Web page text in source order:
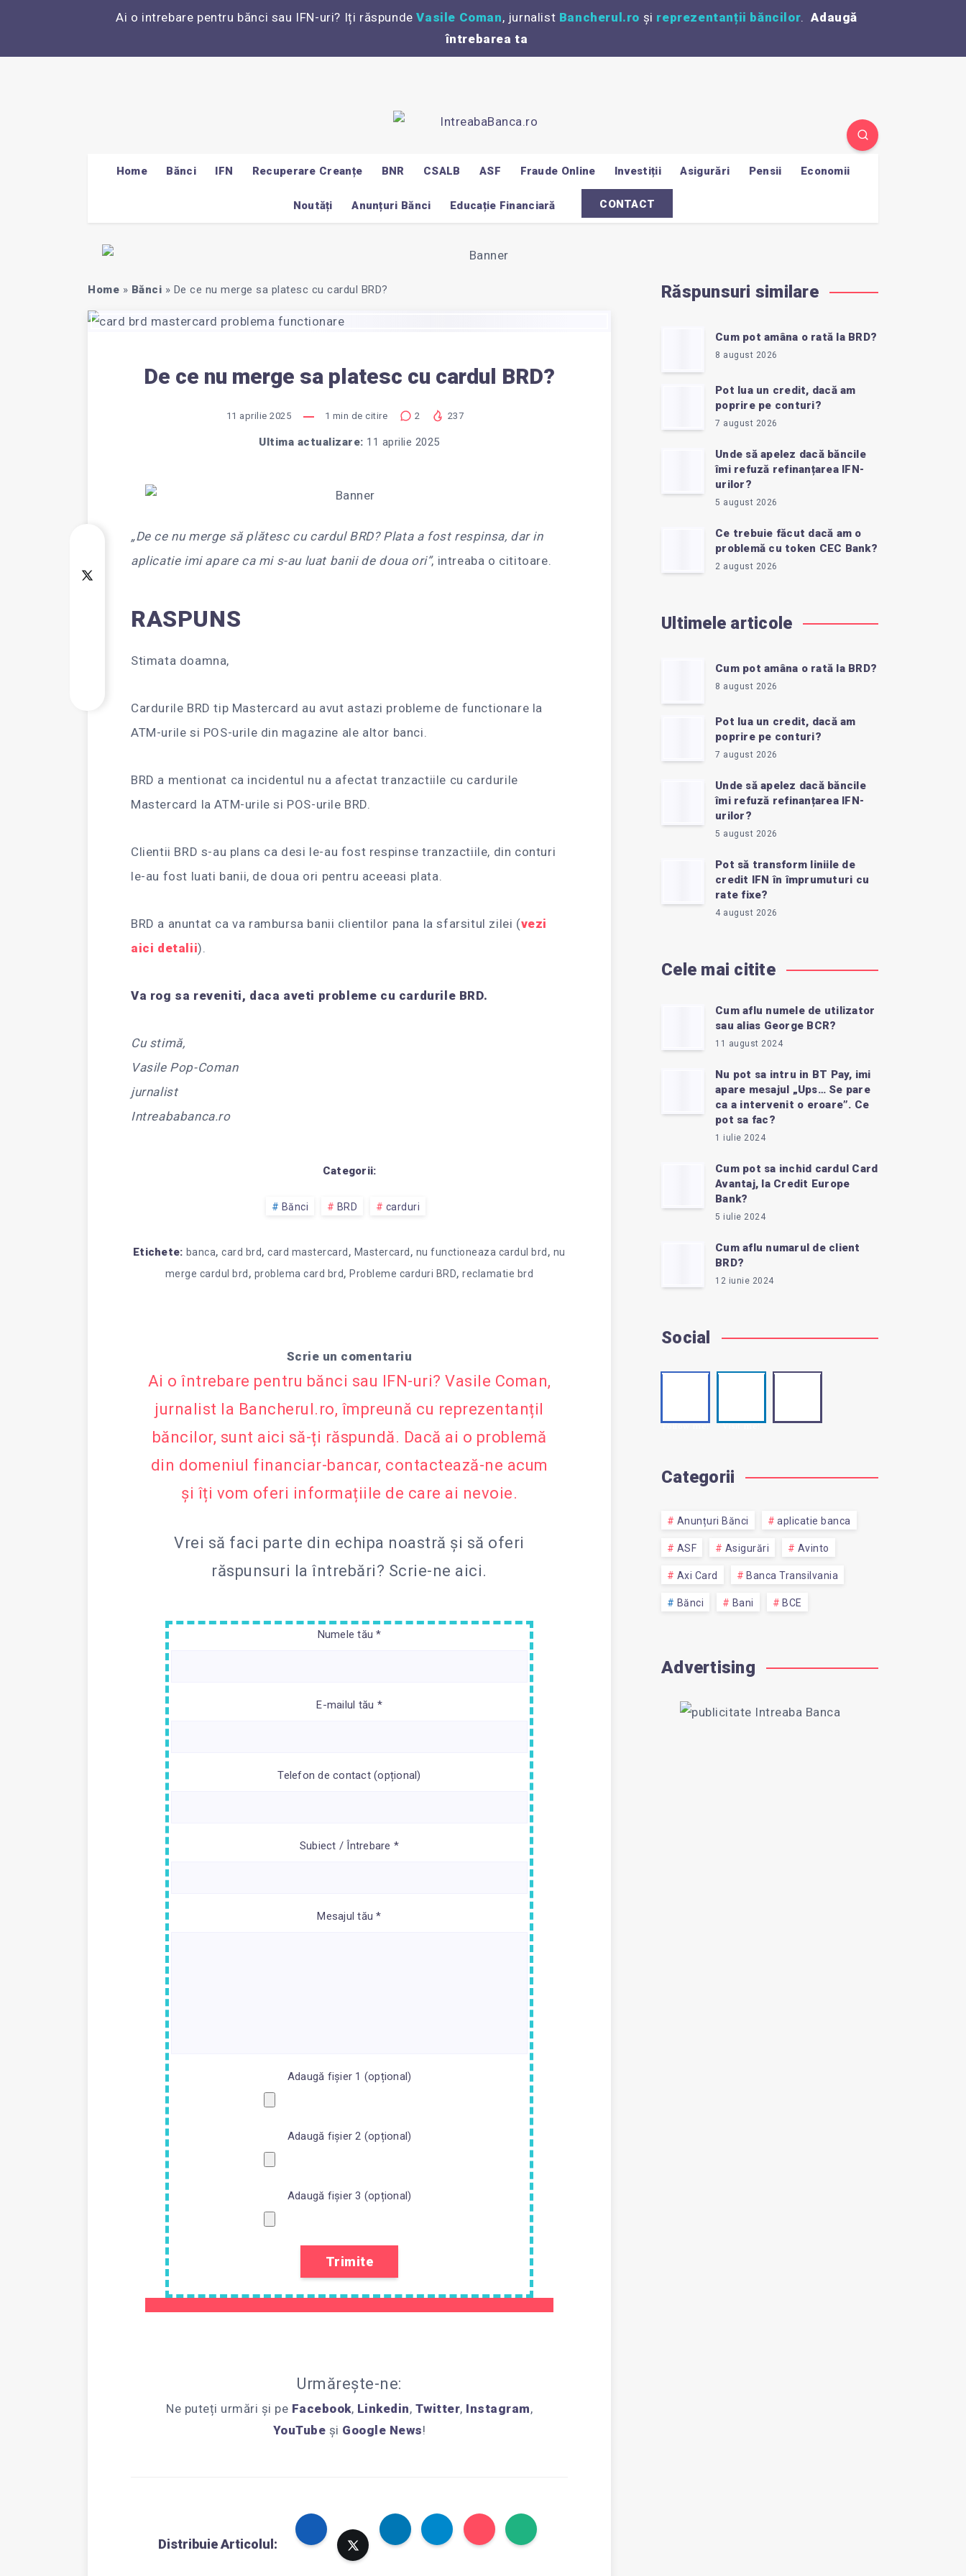
Ai o intrebare pentru bănci sau IFN-uri? Iți răspundeVasile Coman, jurnalist Bancherul.ro și reprezentanții băncilor. Adaugă
întrebarea ta
Home Bănci IFN Recuperare Creanțe BNR CSALB ASF Fraude Online Investiții Asigurări Pensii Economii
Noutăți Anunțuri Bănci Educație Financiară CONTACT
Home » Bănci » De ce nu merge sa platesc cu cardul BRD?
De ce nu merge sa platesc cu cardul BRD?
11 aprilie 2025 1 min de citire 2 237
Ultima actualizare: 11 aprilie 2025
„De ce nu merge să plătesc cu cardul BRD? Plata a fost respinsa, dar in
aplicatie imi apare ca mi s-au luat banii de doua ori”, intreaba o cititoare.
RASPUNS
Stimata doamna,
Cardurile BRD tip Mastercard au avut astazi probleme de functionare la
ATM-urile si POS-urile din magazine ale altor banci.
BRD a mentionat ca incidentul nu a afectat tranzactiile cu cardurile
Mastercard la ATM-urile si POS-urile BRD.
Clientii BRD s-au plans ca desi le-au fost respinse tranzactiile, din conturi
le-au fost luati banii, de doua ori pentru aceeasi plata.
BRD a anuntat ca va rambursa banii clientilor pana la sfarsitul zilei (vezi
aici detalii).
Va rog sa reveniti, daca aveti probleme cu cardurile BRD.
Cu stimă,
Vasile Pop-Coman
jurnalist
Intreababanca.ro
Categorii:
Bănci BRD carduri
Etichete: banca,card brd,card mastercard , Mastercard , nu functioneaza cardul brd , nu
merge cardul brd , problema card brd,Probleme carduri BRD,reclamatie brd
Scrie un comentariu
Ai o întrebare pentru bănci sau IFN-uri? Vasile Coman,
jurnalist la Bancherul.ro, împreună cu reprezentanțiI
băncilor, sunt aici să-ți răspundă. Dacă ai o problemă
din domeniul financiar-bancar, contactează-ne acum
și îți vom oferi informațiile de care ai nevoie.
Vrei să faci parte din echipa noastră și să oferi
răspunsuri la întrebări? Scrie-ne aici.
Numele tău *
E-mailul tău *
Telefon de contact (opțional)
Subiect / Întrebare *
Mesajul tău *
Adaugă fișier 1 (opțional)
Adaugă fișier 2 (opțional)
Adaugă fișier 3 (opțional)
Urmărește-ne:
Ne puteți urmări și pe Facebook, Linkedin, Twitter, Instagram,
YouTube și Google News!
Distribuie Articolul:
Răspunsuri similare
Cum pot amâna o rată la BRD?
8 august 2026
Pot lua un credit, dacă am
poprire pe conturi?
7 august 2026
Unde să apelez dacă băncile
îmi refuză refinanțarea IFN-
urilor?
5 august 2026
Ce trebuie făcut dacă am o
problemă cu token CEC Bank?
2 august 2026
Ultimele articole
Cum pot amâna o rată la BRD?
8 august 2026
Pot lua un credit, dacă am
poprire pe conturi?
7 august 2026
Unde să apelez dacă băncile
îmi refuză refinanțarea IFN-
urilor?
5 august 2026
Pot să transform liniile de
credit IFN în împrumuturi cu
rate fixe?
4 august 2026
Cele mai citite
Cum aflu numele de utilizator
sau alias George BCR?
11 august 2024
Nu pot sa intru in BT Pay, imi
apare mesajul „Ups… Se pare
ca a intervenit o eroare”. Ce
pot sa fac?
1 iulie 2024
Cum pot sa inchid cardul Card
Avantaj, la Credit Europe
Bank?
5 iulie 2024
Cum aflu numarul de client
BRD?
12 iunie 2024
Social
Follow me! Visit me!
Categorii
Anunțuri Bănci aplicatie banca
ASF Asigurări Avinto
Axi Card Banca Transilvania
Bănci Bani BCE
Advertising